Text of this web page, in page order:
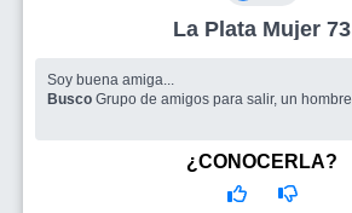
La Plata Mujer 73
Soy buena amiga...
Busco Grupo de amigos para salir, un hombre
¿CONOCERLA?